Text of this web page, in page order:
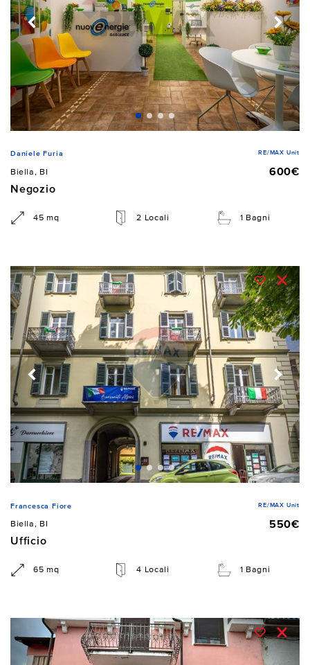
Daniele Furia RE/MAX Unit
Biella, BI
600€
Negozio
45 mq 2 Locali 1 Bagni
Francesca Fiore RE/MAX Unit
Biella, BI
550€
Ufficio
65 mq 4 Locali 1 Bagni